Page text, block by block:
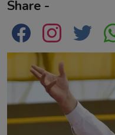
Matrimonial
Event
Contact
Share -